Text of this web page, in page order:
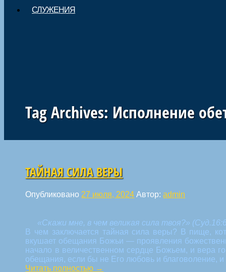
СЛУЖЕНИЯ
Tag Archives: Исполнение
Навигация по статьям
ТАЙНАЯ СИЛА ВЕРЫ
Опубликовано 27 июля, 2024 Автор:admin
«Скажи мне, в чем великая сила твоя?»
В чем заключается тайная сила веры? В пище,
вкушает обещания Божьи — проявления
начало в величественном сердце Божьем, и вера
обещания, если бы не Его любовь и благоволение, и
Читать полностью →